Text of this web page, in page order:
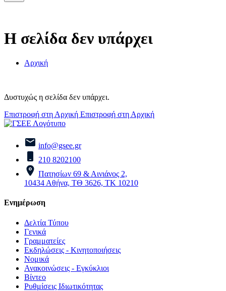
Η σελίδα δεν υπάρχει
Αρχική
Δυστυχώς η σελίδα δεν υπάρχει.
Επιστροφή στη Αρχική Επιστροφή στη Αρχική
info@gsee.gr
210 8202100
Πατησίων 69 & Αινιάνος 2,
10434 Αθήνα, ΤΘ 3626, ΤΚ 10210
Ενημέρωση
Δελτία Τύπου
Γενικά
Γραμματείες
Εκδηλώσεις - Κινητοποιήσεις
Νομικά
Ανακοινώσεις - Εγκύκλιοι
Βίντεο
Ρυθμίσεις Ιδιωτικότητας